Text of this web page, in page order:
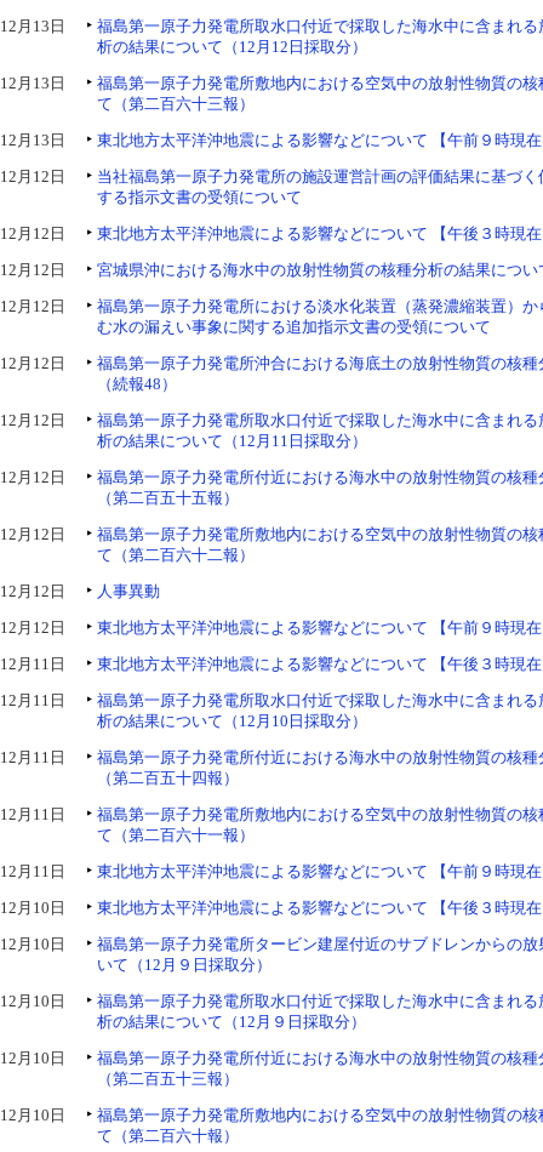
12月13日
福島第一原子力発電所取水口付近で採取した海水中に含まれ
析の結果について（12月12日採取分）
12月13日
福島第一原子力発電所敷地内における空気中の放射性物質の
て（第二百六十三報）
12月13日
東北地方太平洋沖地震による影響などについて 【午前９時現
12月12日
当社福島第一原子力発電所の施設運営計画の評価結果に基づ
する指示文書の受領について
12月12日
東北地方太平洋沖地震による影響などについて 【午後３時現
12月12日
宮城県沖における海水中の放射性物質の核種分析の結果につい
12月12日
福島第一原子力発電所における淡水化装置（蒸発濃縮装置）
む水の漏えい事象に関する追加指示文書の受領について
12月12日
福島第一原子力発電所沖合における海底土の放射性物質の核
（続報48）
12月12日
福島第一原子力発電所取水口付近で採取した海水中に含まれ
析の結果について（12月11日採取分）
12月12日
福島第一原子力発電所付近における海水中の放射性物質の核
（第二百五十五報）
12月12日
福島第一原子力発電所敷地内における空気中の放射性物質の
て（第二百六十二報）
12月12日
人事異動
12月12日
東北地方太平洋沖地震による影響などについて 【午前９時現
12月11日
東北地方太平洋沖地震による影響などについて 【午後３時現
12月11日
福島第一原子力発電所取水口付近で採取した海水中に含まれ
析の結果について（12月10日採取分）
12月11日
福島第一原子力発電所付近における海水中の放射性物質の核
（第二百五十四報）
12月11日
福島第一原子力発電所敷地内における空気中の放射性物質の
て（第二百六十一報）
12月11日
東北地方太平洋沖地震による影響などについて 【午前９時現
12月10日
東北地方太平洋沖地震による影響などについて 【午後３時現
12月10日
福島第一原子力発電所タービン建屋付近のサブドレンからの
いて（12月９日採取分）
12月10日
福島第一原子力発電所取水口付近で採取した海水中に含まれ
析の結果について（12月９日採取分）
12月10日
福島第一原子力発電所付近における海水中の放射性物質の核
（第二百五十三報）
12月10日
福島第一原子力発電所敷地内における空気中の放射性物質の
て（第二百六十報）